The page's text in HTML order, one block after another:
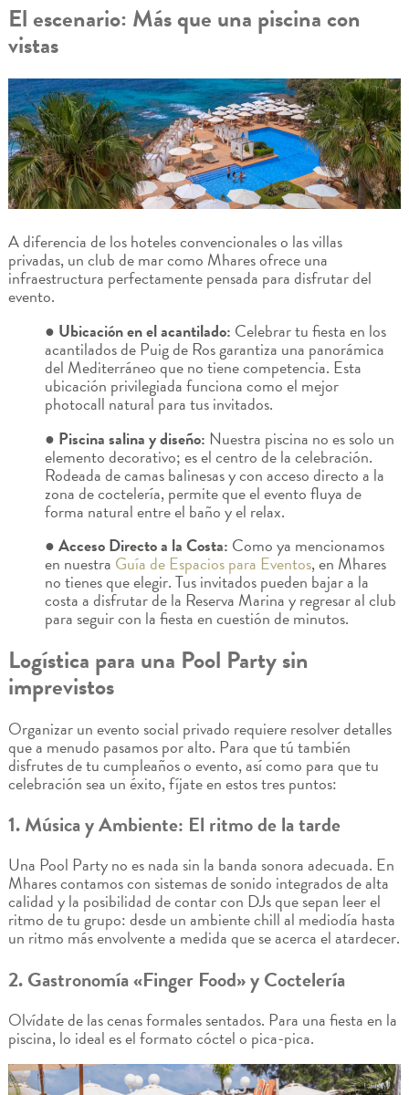
El escenario: Más que una piscina con
vistas
A diferencia de los hoteles convencionales o las villas
privadas, un club de mar como Mhares ofrece una
infraestructura perfectamente pensada para disfrutar del
evento.
● Ubicación en el acantilado: Celebrar tu fiesta en los
acantilados de Puig de Ros garantiza una panorámica
del Mediterráneo que no tiene competencia. Esta
ubicación privilegiada funciona como el mejor
photocall natural para tus invitados.
● Piscina salina y diseño: Nuestra piscina no es solo un
elemento decorativo; es el centro de la celebración.
Rodeada de camas balinesas y con acceso directo a la
zona de coctelería, permite que el evento fluya de
forma natural entre el baño y el relax.
● Acceso Directo a la Costa: Como ya mencionamos
en nuestra Guía de Espacios para Eventos, en Mhares
no tienes que elegir. Tus invitados pueden bajar a la
costa a disfrutar de la Reserva Marina y regresar al club
para seguir con la fiesta en cuestión de minutos.
Logística para una Pool Party sin
imprevistos
Organizar un evento social privado requiere resolver detalles
que a menudo pasamos por alto. Para que tú también
disfrutes de tu cumpleaños o evento, así como para que tu
celebración sea un éxito, fíjate en estos tres puntos:
1. Música y Ambiente: El ritmo de la tarde
Una Pool Party no es nada sin la banda sonora adecuada. En
Mhares contamos con sistemas de sonido integrados de alta
calidad y la posibilidad de contar con DJs que sepan leer el
ritmo de tu grupo: desde un ambiente chill al mediodía hasta
un ritmo más envolvente a medida que se acerca el atardecer.
2. Gastronomía «Finger Food» y Coctelería
Olvídate de las cenas formales sentados. Para una fiesta en la
piscina, lo ideal es el formato cóctel o pica-pica.